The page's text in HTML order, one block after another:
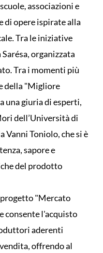
associazioni e
di opere ispirate alla
Tra le iniziative
organizzata
Tra i momenti più
della "Migliore
una giuria di esperti,
dell’Università di
Vanni Toniolo, che si è
sapore e
del prodotto
progetto "Mercato
consente l'acquisto
aderenti
offrendo al